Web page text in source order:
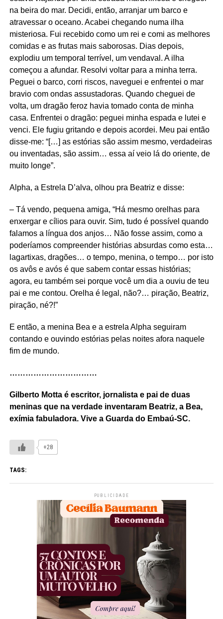
na beira do mar. Decidi, então, arranjar um barco e
atravessar o oceano. Acabei chegando numa ilha
misteriosa. Fui recebido como um rei e comi as melhores
comidas e as frutas mais saborosas. Dias depois,
explodiu um temporal terrível, um vendaval. A ilha
começou a afundar. Resolvi voltar para a minha terra.
Peguei o barco, corri riscos, naveguei e enfrentei o mar
bravio com ondas assustadoras. Quando cheguei de
volta, um dragão feroz havia tomado conta de minha
casa. Enfrentei o dragão: peguei minha espada e lutei e
venci. Ele fugiu gritando e depois acordei. Meu pai então
disse-me: “[…] as estórias são assim mesmo, verdadeiras
ou inventadas, são assim… essa aí veio lá do oriente, de
muito longe”.
Alpha, a Estrela D’alva, olhou pra Beatriz e disse:
– Tá vendo, pequena amiga, “Há mesmo orelhas para
enxergar e cílios para ouvir. Sim, tudo é possível quando
falamos a língua dos anjos… Não fosse assim, como a
poderíamos compreender histórias absurdas como esta…
lagartixas, dragões… o tempo, menina, o tempo… por isto
os avôs e avós é que sabem contar essas histórias;
agora, eu também sei porque você um dia a ouviu de teu
pai e me contou. Orelha é legal, não?… piração, Beatriz,
piração, né?!”
E então, a menina Bea e a estrela Alpha seguiram
contando e ouvindo estórias pelas noites afora naquele
fim de mundo.
……………………………
Gilberto Motta é escritor, jornalista e pai de duas
meninas que na verdade inventaram Beatriz, a Bea,
exímia fabuladora. Vive a Guarda do Embaú-SC.
+28
TAGS:
PUBLICIDADE